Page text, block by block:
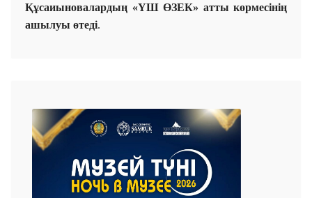
Құсаиыновалардың «ҮШ ӨЗЕК» атты көрмесінің
ашылуы өтеді.